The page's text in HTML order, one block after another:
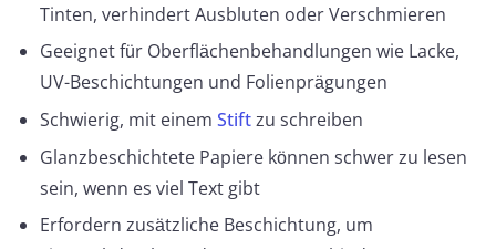
Tinten, verhindert Ausbluten oder Verschmieren
Geeignet für Oberflächenbehandlungen wie Lacke,
UV-Beschichtungen und Folienprägungen
Schwierig, mit einem Stiftzu schreiben
Glanzbeschichtete Papiere können schwer zu lesen
sein, wenn es viel Text gibt
Erfordern zusätzliche Beschichtung, um